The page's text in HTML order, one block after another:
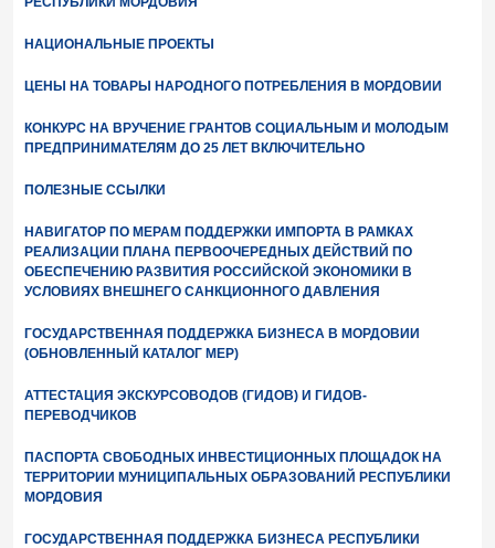
НАЦИОНАЛЬНЫЕ ПРОЕКТЫ
ЦЕНЫ НА ТОВАРЫ НАРОДНОГО ПОТРЕБЛЕНИЯ В МОРДОВИИ
КОНКУРС НА ВРУЧЕНИЕ ГРАНТОВ СОЦИАЛЬНЫМ И МОЛОДЫМ
ПРЕДПРИНИМАТЕЛЯМ ДО 25 ЛЕТ ВКЛЮЧИТЕЛЬНО
ПОЛЕЗНЫЕ ССЫЛКИ
НАВИГАТОР ПО МЕРАМ ПОДДЕРЖКИ ИМПОРТА В РАМКАХ
РЕАЛИЗАЦИИ ПЛАНА ПЕРВООЧЕРЕДНЫХ ДЕЙСТВИЙ ПО
ОБЕСПЕЧЕНИЮ РАЗВИТИЯ РОССИЙСКОЙ ЭКОНОМИКИ В
УСЛОВИЯХ ВНЕШНЕГО САНКЦИОННОГО ДАВЛЕНИЯ
ГОСУДАРСТВЕННАЯ ПОДДЕРЖКА БИЗНЕСА В МОРДОВИИ
(ОБНОВЛЕННЫЙ КАТАЛОГ МЕР)
АТТЕСТАЦИЯ ЭКСКУРСОВОДОВ (ГИДОВ) И ГИДОВ-
ПЕРЕВОДЧИКОВ
ПАСПОРТА СВОБОДНЫХ ИНВЕСТИЦИОННЫХ ПЛОЩАДОК НА
ТЕРРИТОРИИ МУНИЦИПАЛЬНЫХ ОБРАЗОВАНИЙ РЕСПУБЛИКИ
МОРДОВИЯ
ГОСУДАРСТВЕННАЯ ПОДДЕРЖКА БИЗНЕСА РЕСПУБЛИКИ